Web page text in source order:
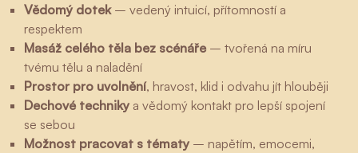
Vědomý dotek– vedený intuicí, přítomností a
respektem
Masáž celého těla bez scénáře – tvořená na míru
tvému tělu a naladění
Prostor pro uvolnění, hravost, klid i odvahu jít hlouběji
Dechové techniky a vědomý kontakt pro lepší spojení
se sebou
Možnost pracovat s tématy – napětím, emocemi,